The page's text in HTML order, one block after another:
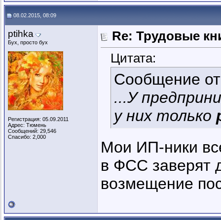
08.02.2015, 08:09
ptihka
Бух, просто бух
Регистрация: 05.09.2011
Адрес: Тюмень
Сообщений: 29,546
Спасибо: 2,000
Re: Трудовые
Цитата:
Сообщение
...У
у них только
Мои ИП-ники
в ФСС заверят
возмещение